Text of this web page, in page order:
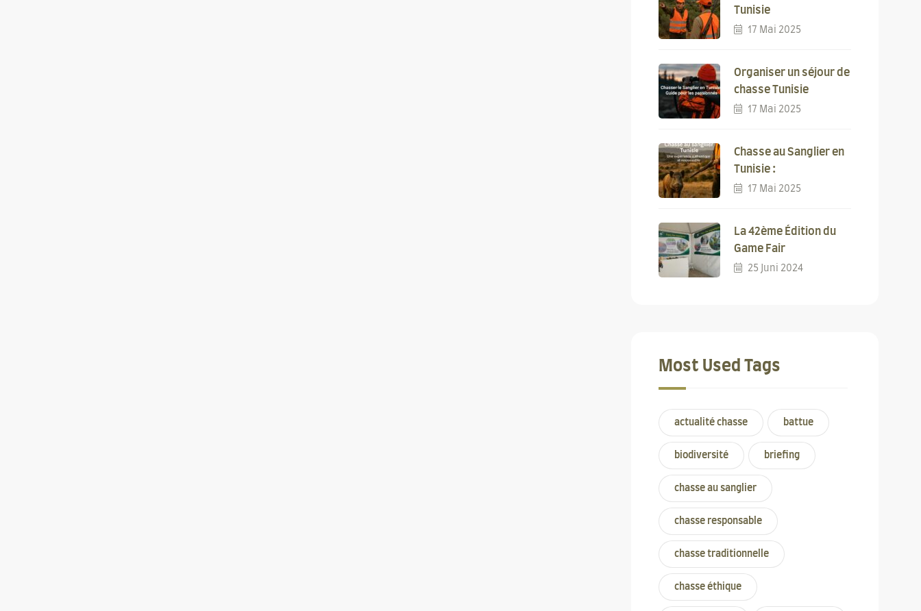
Tunisie
17 Mai 2025
Organiser un séjour de
chasse Tunisie
17 Mai 2025
Chasse au Sanglier en
Tunisie :
17 Mai 2025
La 42ème Édition du
Game Fair
25 Juni 2024
Most Used Tags
actualité chasse battue
biodiversité briefing
chasse au sanglier
chasse responsable
chasse traditionnelle
chasse éthique